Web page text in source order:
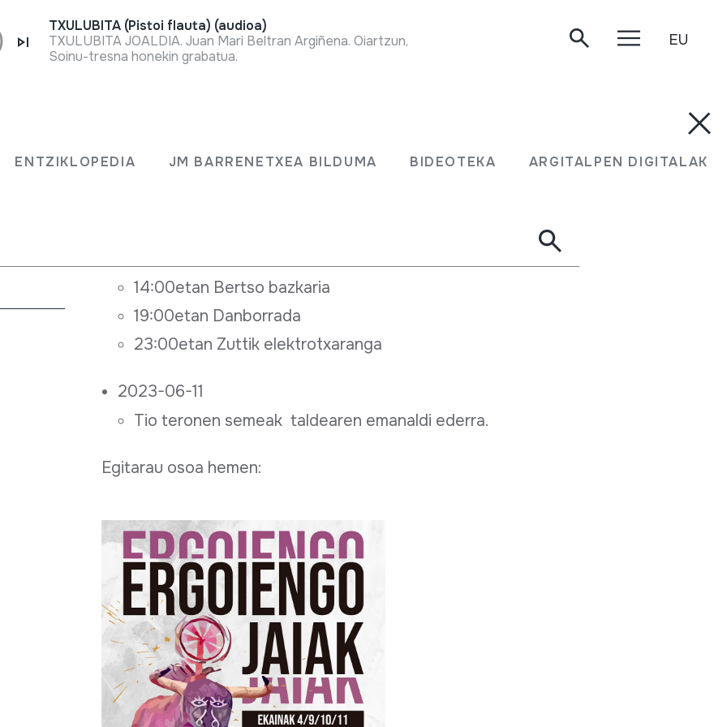
ENTZIKLOPEDIA JM BARRENETXEA BILDUMA BIDEOTEKA ARGITALPEN DIGITALAK
TXULUBITA (Pistoi flauta) (audioa)
Soinu-tresna honekin grabatua.
EU
2023-06-09 arratsaldeko 20:00etan Enkartelada Oidultz taldeak alaituta
11:00etan Erraldoi txikien kalebuelta xirolarru eta dultzaineroekin
14:00etan Bertso bazkaria
19:00etan Danborrada
23:00etan Zuttik elektrotxaranga
2023-06-11
Tio teronen semeak taldearen emanaldi ederra.
Egitarau osoa hemen: